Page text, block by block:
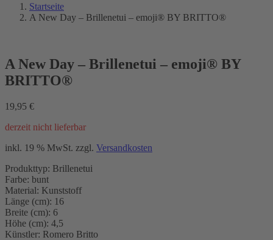
Startseite
A New Day – Brillenetui – emoji® BY BRITTO®
A New Day – Brillenetui – emoji® BY
BRITTO®
19,95 €
derzeit nicht lieferbar
inkl. 19 % MwSt. zzgl. Versandkosten
Produkttyp: Brillenetui
Farbe: bunt
Material: Kunststoff
Länge (cm): 16
Breite (cm): 6
Höhe (cm): 4,5
Künstler: Romero Britto